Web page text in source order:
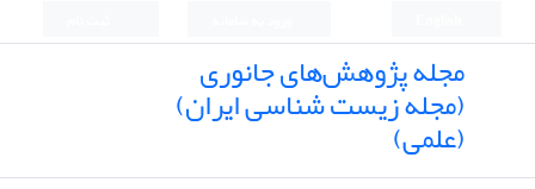
مجله پژوهش‌های جانوری
(مجله زیست شناسی ایران)
(علمی)